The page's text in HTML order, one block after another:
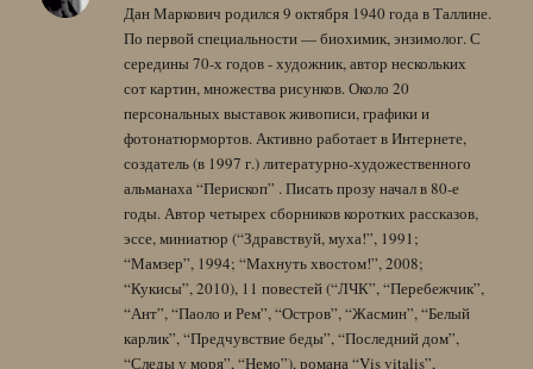
Дан Маркович родился 9 октября 1940 года в Таллине.
По первой специальности — биохимик, энзимолог. С
середины 70-х годов - художник, автор нескольких
сот картин, множества рисунков. Около 20
персональных выставок живописи, графики и
фотонатюрмортов. Активно работает в Интернете,
создатель (в 1997 г.) литературно-художественного
альманаха “Перископ” . Писать прозу начал в 80-е
годы. Автор четырех сборников коротких рассказов,
эссе, миниатюр (“Здравствуй, муха!”, 1991;
“Мамзер”, 1994; “Махнуть хвостом!”, 2008;
“Кукисы”, 2010), 11 повестей (“ЛЧК”, “Перебежчик”,
“Ант”, “Паоло и Рем”, “Остров”, “Жасмин”, “Белый
карлик”, “Предчувствие беды”, “Последний дом”,
“Следы у моря”, “Немо”), романа “Vis vitalis”,